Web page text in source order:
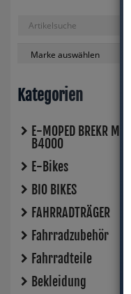
Kategorien
E-MOPED BREKR
B4000
E-Bikes
BIO BIKES
FAHRRADTRÄGER
Fahrradzubehör
Fahrradteile
Bekleidung